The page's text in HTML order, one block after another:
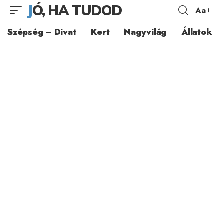
JÓ, HA TUDOD Aa
Szépség – Divat Kert Nagyvilág Állatok